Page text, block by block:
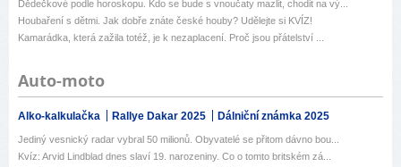
Dědečkové podle horoskopu. Kdo se bude s vnoučaty mazlit, chodit na vý...
Houbaření s dětmi. Jak dobře znáte české houby? Udělejte si KVÍZ!
Kamarádka, která zažila totéž, je k nezaplacení. Proč jsou přátelství ...
Auto-moto
Alko-kalkulačka Rallye Dakar 2025 Dálniční známka 2025
Jediný vesnický radar vybral 50 milionů. Obyvatelé se přitom dávno bou...
Kvíz: Arvid Lindblad dnes slaví 19. narozeniny. Co o tomto britském zá...